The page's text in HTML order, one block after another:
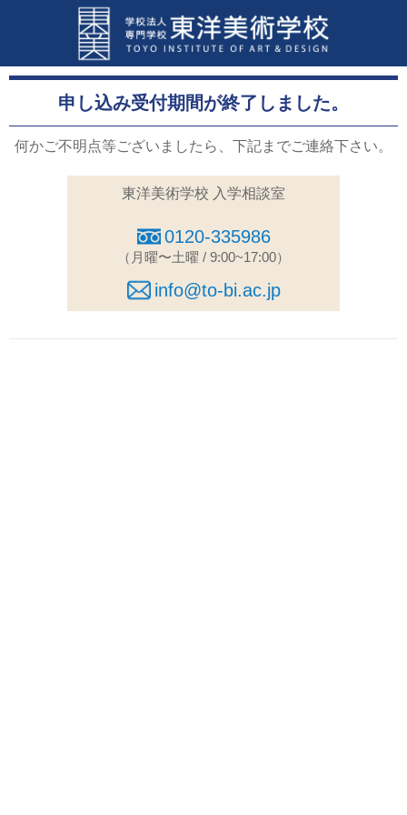
申し込み受付期間が終了しました。
何かご不明点等ございましたら、下記までご連絡下さい。
東洋美術学校 入学相談室
0120-335986
（月曜〜土曜 / 9:00~17:00）
info@to-bi.ac.jp